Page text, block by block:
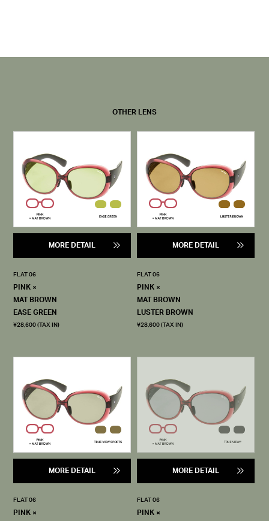
OTHER LENS
MORE DETAIL
FLAT 06
PINK ×
MAT BROWN
EASE GREEN
¥28,600 (TAX IN)
MORE DETAIL
FLAT 06
PINK ×
MAT BROWN
LUSTER BROWN
¥28,600 (TAX IN)
MORE DETAIL
FLAT 06
PINK ×
MORE DETAIL
FLAT 06
PINK ×